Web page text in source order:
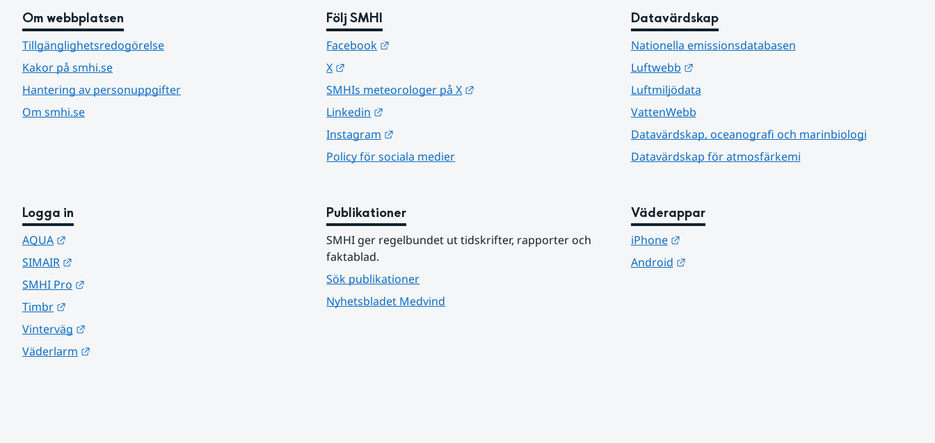
Om webbplatsen
Tillgänglighetsredogörelse
Kakor på smhi.se
Hantering av personuppgifter
Om smhi.se
Följ SMHI
Facebook
X
SMHIs meteorologer på X
Linkedin
Instagram
Policy för sociala medier
Datavärdskap
Nationella emissionsdatabasen
Luftwebb
Länk till annan webbplats.
Luftmiljödata
VattenWebb
Datavärdskap, oceanografi och marinbiologi
Datavärdskap för atmosfärkemi
Logga in
AQUA
SIMAIR
SMHI Pro
Timbr
Vinterväg
Väderlarm
Publikationer
SMHI ger regelbundet ut tidskrifter, rapporter och
faktablad.
Sök publikationer
Nyhetsbladet Medvind
Väderappar
iPhone
Länk till annan webbplats.
Android
Länk till annan webbplats.